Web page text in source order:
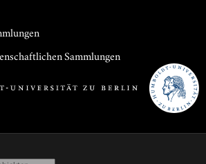
Sammlungen